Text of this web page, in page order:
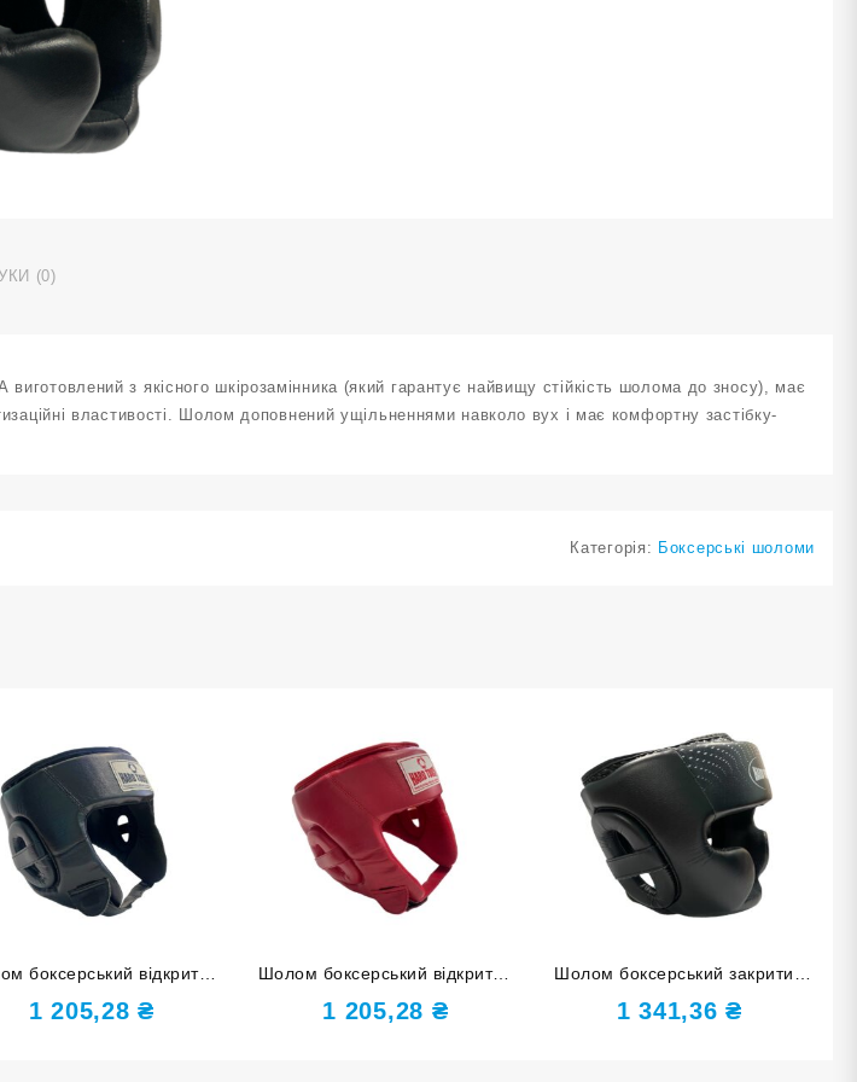
(0)
з якісного шкірозамінника (який гарантує найвищу стійкість шолома до зносу), має
властивості. Шолом доповнений ущільненнями навколо вух і має комфортну застібку-
Категорія: Боксерські шоломи
боксерський відкритий
TOUCH PU чорний L
1 205,28₴
Шолом боксерський відкритий
HARD TOUCH PU червоний S
1 205,28 ₴
Шолом боксерський закритий
HARD TOUCH PU чорний XL
1 341,36₴